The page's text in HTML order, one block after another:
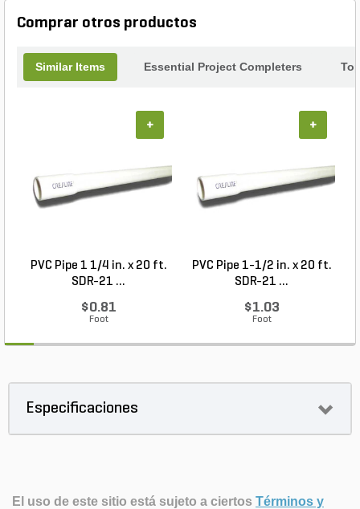
Comprar otros productos
Similar Items Essential Project Completers
PVC Pipe 1 1/4 in. x 20 ft.
SDR-21 ...
$0.81
Foot
+
PVC Pipe 1-1/2 in. x 20 ft.
SDR-21 ...
$1.03
Foot
+
Especificaciones
El uso de este sitio está sujeto a ciertos Términos y